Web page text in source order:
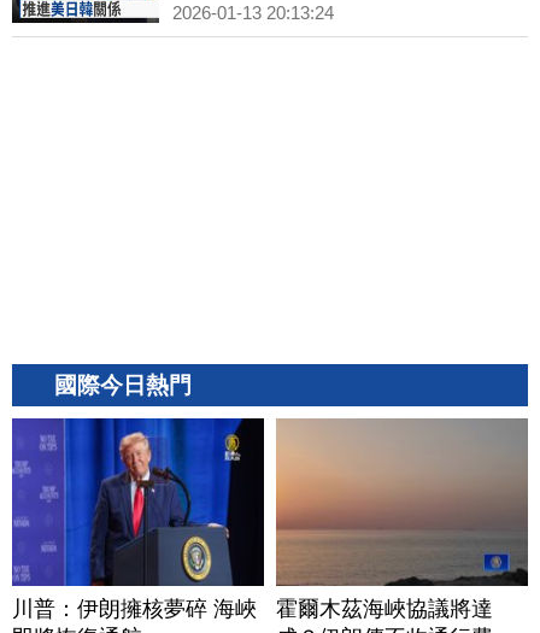
2026-01-13 20:13:24
國際今日熱門
川普：伊朗擁核夢碎 海峽
霍爾木茲海峽協議將達